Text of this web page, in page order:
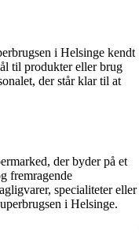
i Helsinge kendt
til produkter eller brug
der står klar til at
der byder på et
fremragende
specialiteter eller
i Helsinge.